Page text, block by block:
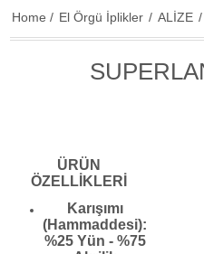
Home / El Örgü İplikler / ALİZE /
ÜRÜN
ÖZELLİKLERİ
Karışımı
(Hammaddesi):
%25 Yün - %75